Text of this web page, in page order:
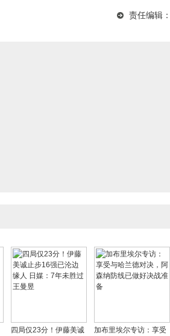
经济与产权尊重成关键
责任编辑：
四局仅23分！伊藤美诚
加布里埃尔专访：享受